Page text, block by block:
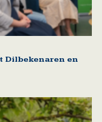
Dilbekenaren en